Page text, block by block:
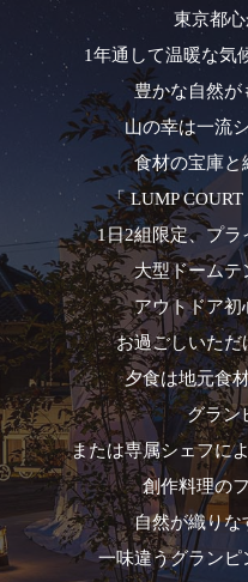
東京都心
1年通して温暖な気
豊かな自然が
山の幸は一流
食材の宝庫と
「 LUMP
1日2組限定、プ
大型ドームテ
アウトドア初
お過ごしいただ
夕食は地元食
グラン
または専属シェフに
創作料理の
自然が織りな
一味違うグランピ